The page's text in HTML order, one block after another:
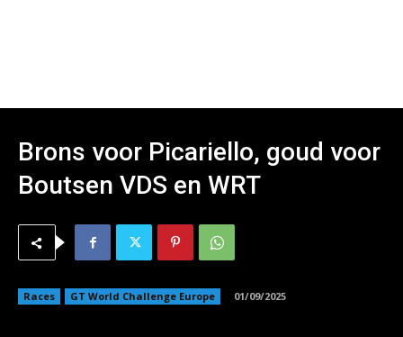
Brons voor Picariello, goud voor
Boutsen VDS en WRT
Races GT World Challenge Europe 01/09/2025